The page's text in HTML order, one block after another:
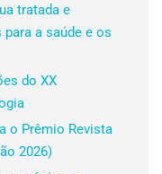
tratada e
a saúde e os
do XX
o Prêmio Revista
2026)